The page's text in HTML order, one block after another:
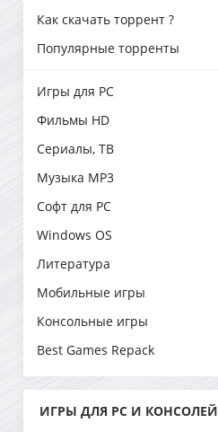
Как скачать торрент ?
Популярные торренты
Игры для PC
Фильмы HD
Сериалы, ТВ
Музыка MP3
Софт для PC
Windows OS
Литература
Мобильные игры
Консольные игры
Best Games Repack
ИГРЫ ДЛЯ PC И КОНСОЛЕЙ